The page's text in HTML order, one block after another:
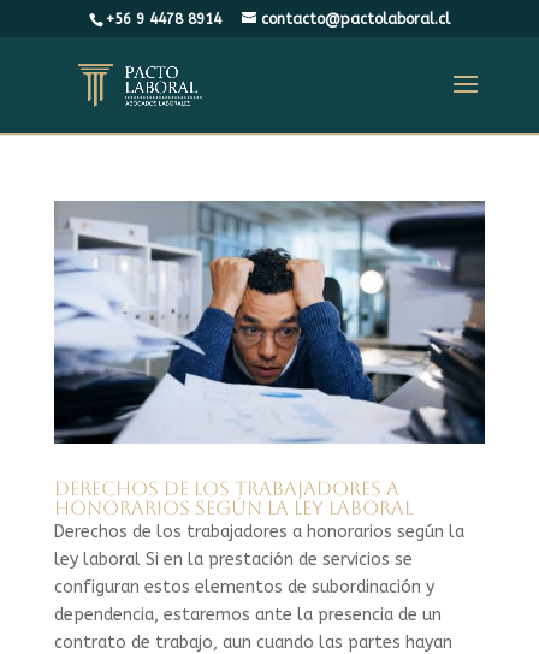
+56 9 4478 8914 contacto@pactolaboral.cl
Derechos de los trabajadores a
honorarios según la ley laboral
Derechos de los trabajadores a honorarios según la
ley laboral Si en la prestación de servicios se
configuran estos elementos de subordinación y
dependencia, estaremos ante la presencia de un
contrato de trabajo, aun cuando las partes hayan